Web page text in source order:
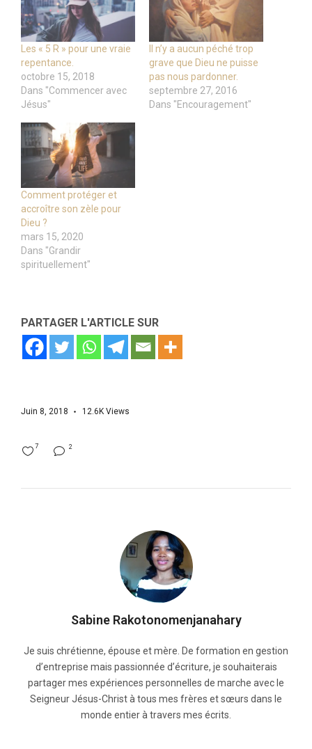
Les « 5 R » pour une vraie
repentance.
octobre 15, 2018
Dans "Commencer avec
Jésus"
Il n’y a aucun péché trop
grave que Dieu ne puisse
pas nous pardonner.
septembre 27, 2016
Dans "Encouragement"
Comment protéger et
accroître son zèle pour
Dieu ?
mars 15, 2020
Dans "Grandir
spirituellement"
PARTAGER L'ARTICLE SUR
Juin 8, 2018 12.6K Views
2
7
Sabine Rakotonomenjanahary
Je suis chrétienne, épouse et mère. De formation en gestion
d’entreprise mais passionnée d’écriture, je souhaiterais
partager mes expériences personnelles de marche avec le
Seigneur Jésus-Christ à tous mes frères et sœurs dans le
monde entier à travers mes écrits.